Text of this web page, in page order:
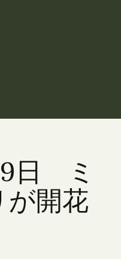
日 ミ
が開花